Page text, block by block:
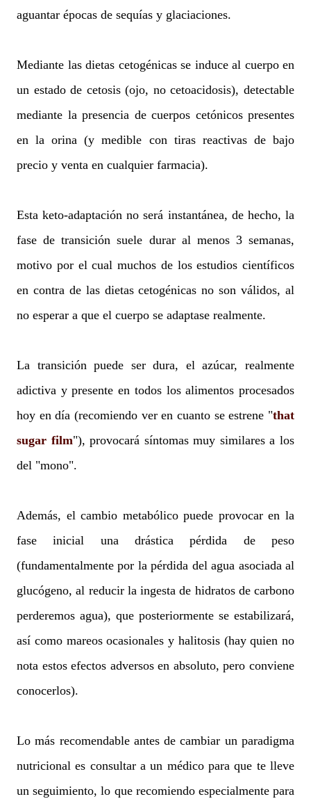
aguantar épocas de sequías y glaciaciones.
Mediante las dietas cetogénicas se induce al cuerpo en
un estado de cetosis (ojo, no cetoacidosis), detectable
mediante la presencia de cuerpos cetónicos presentes
en la orina (y medible con tiras reactivas de bajo
precio y venta en cualquier farmacia).
Esta keto-adaptación no será instantánea, de hecho, la
fase de transición suele durar al menos 3 semanas,
motivo por el cual muchos de los estudios científicos
en contra de las dietas cetogénicas no son válidos, al
no esperar a que el cuerpo se adaptase realmente.
La transición puede ser dura, el azúcar, realmente
adictiva y presente en todos los alimentos procesados
hoy en día (recomiendo ver en cuanto se estrene "that
sugar film"), provocará síntomas muy similares a los
del "mono".
Además, el cambio metabólico puede provocar en la
fase inicial una drástica pérdida de peso
(fundamentalmente por la pérdida del agua asociada al
glucógeno, al reducir la ingesta de hidratos de carbono
perderemos agua), que posteriormente se estabilizará,
así como mareos ocasionales y halitosis (hay quien no
nota estos efectos adversos en absoluto, pero conviene
conocerlos).
Lo más recomendable antes de cambiar un paradigma
nutricional es consultar a un médico para que te lleve
un seguimiento, lo que recomiendo especialmente para